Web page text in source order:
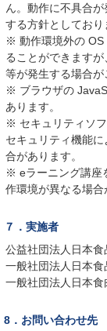
ん。動作に不具合
する方針としており
※ 動作環境外の OS
ることができます
等が発生する場合が
※ ブラウザの
あります。
※ セキュリティソ
セキュリティ機能
合があります。
※ eラーニング講座
作環境が異なる場合
７．実施者
公益社団法人日本食
一般社団法人日本食
一般社団法人日本食
8．お問い合わせ先